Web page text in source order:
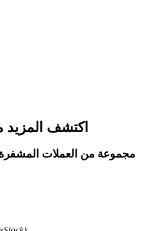
خدمة الاقتراض
اكتشف المزيد
مجموعة من العملات المشفرة